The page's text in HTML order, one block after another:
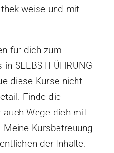
weise und mit
für dich zum
SELBSTFÜHRUNG
diese Kurse nicht
Finde die
Wege dich mit
Meine Kursbetreuung
der Inhalte.